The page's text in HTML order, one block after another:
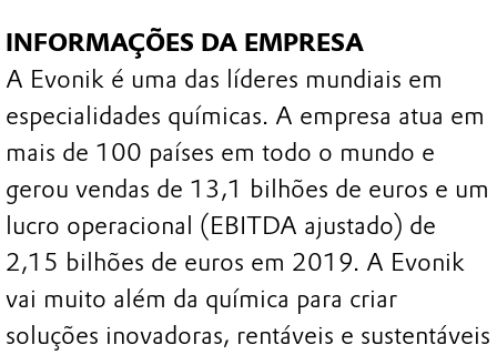
INFORMAÇÕES DA EMPRESA
A Evonik é uma das líderes mundiais em
especialidades químicas. A empresa atua em
mais de 100 países em todo o mundo e
gerou vendas de 13,1 bilhões de euros e um
lucro operacional (EBITDA ajustado) de
2,15 bilhões de euros em 2019. A Evonik
vai muito além da química para criar
soluções inovadoras, rentáveis e sustentáveis